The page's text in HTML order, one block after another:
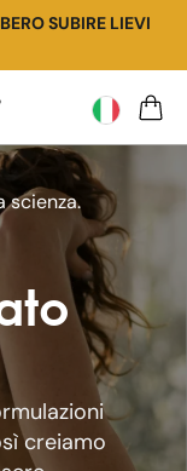
SUBIRE LIEVI
creiamo